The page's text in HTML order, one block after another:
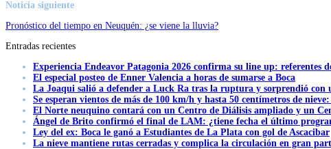
Noticia siguiente
Pronóstico del tiempo en Neuquén: ¿se viene la lluvia?
Entradas recientes
Experiencia Endeavor Patagonia 2026 confirma su line up: referentes
El especial posteo de Enner Valencia a horas de sumarse a Boca
La Joaqui salió a defender a Luck Ra tras la ruptura y sorprendió con
Se esperan vientos de más de 100 km/h y hasta 50 centímetros de
El Norte neuquino contará con un Centro de Diálisis ampliado y un
Ángel de Brito confirmó el final de LAM: ¿tiene fecha el último
Ley del ex: Boca le ganó a Estudiantes de La Plata con gol de Ascacibar
La nieve mantiene rutas cerradas y complica la circulación en gran